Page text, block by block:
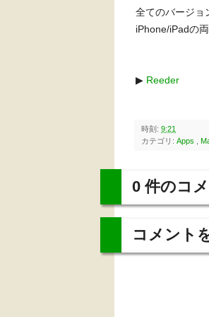
全てのバージョ
iPhone/iPadの
▶ Reeder
時刻: 9:21
カテゴリ: Apps
0 件のコ
コメント